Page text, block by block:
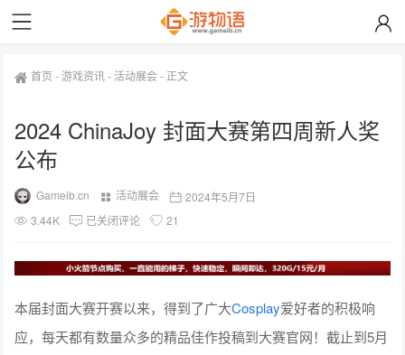
首页 -游戏资讯-活动展会- 正文
2024 ChinaJoy 封面大赛第四周新人奖
公布
Gameib.cn 活动展会
2024年5月7日
3.44K
已关闭评论 21
本届封面大赛开赛以来，得到了广大Cosplay爱好者的积极响
应，每天都有数量众多的精品佳作投稿到大赛官网！截止到5月